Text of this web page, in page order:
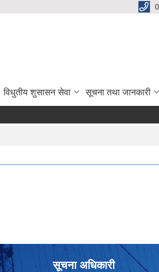
विधुतीय शुसासन सेवा सूचना तथा जानकारी
सूचना अधिकारी